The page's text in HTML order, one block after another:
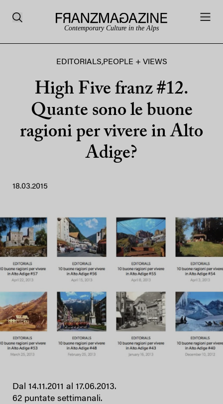
Contemporary Culture in the Alps
EDITORIALS,PEOPLE + VIEWS
High Five franz #12.
Quante sono le buone
ragioni per vivere in Alto
Adige?
18.03.2015
Dal 14.11.2011 al 17.06.2013.
62 puntate settimanali.